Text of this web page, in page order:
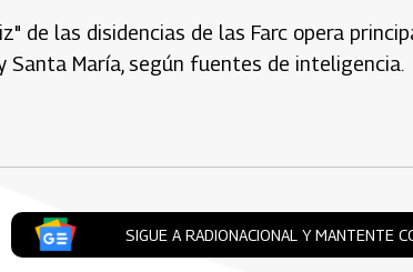
de las disidencias de las Farc opera
Santa María, según fuentes de inteligencia.
SIGUE A RADIONACIONAL Y MANTENTE